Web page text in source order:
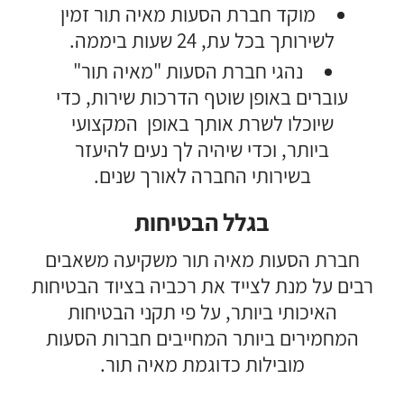
מוקד חברת הסעות מאיה תור זמין
לשירותך בכל עת, 24 שעות ביממה.
נהגי חברת הסעות "מאיה תור"
עוברים באופן שוטף הדרכות שירות, כדי
שיוכלו לשרת אותך באופן המקצועי
ביותר, וכדי שיהיה לך נעים להיעזר
בשירותי החברה לאורך שנים.
בגלל הבטיחות
חברת הסעות מאיה תור משקיעה משאבים
רבים על מנת לצייד את רכביה בציוד הבטיחות
האיכותי ביותר, על פי תקני הבטיחות
המחמירים ביותר המחייבים חברות הסעות
מובילות כדוגמת מאיה תור.